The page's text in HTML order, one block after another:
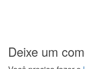
Deixe um